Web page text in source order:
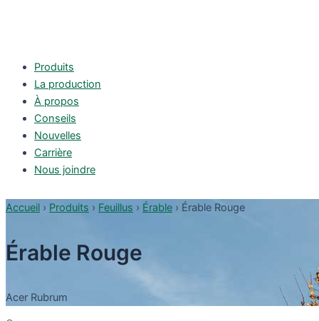
Produits
La production
À propos
Conseils
Nouvelles
Carrière
Nous joindre
Accueil › Produits › Feuillus › Érable › Érable Rouge
Érable Rouge
Acer Rubrum